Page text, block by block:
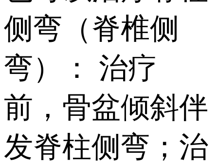
侧弯（脊椎侧
弯）： 治疗
前，骨盆倾斜伴
发脊柱侧弯；治